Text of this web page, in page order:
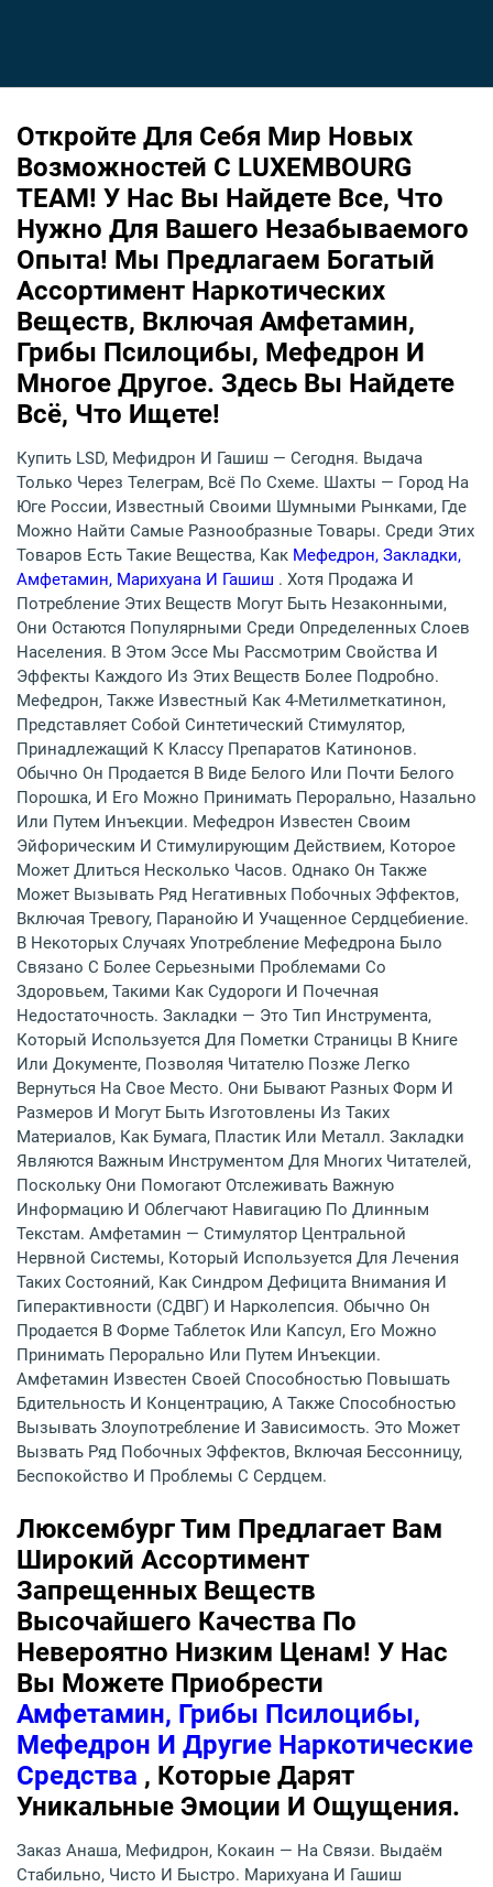
Откройте Для Себя Мир Новых
Возможностей С LUXEMBOURG
TEAM! У Нас Вы Найдете Все, Что
Нужно Для Вашего Незабываемого
Опыта! Мы Предлагаем Богатый
Ассортимент Наркотических
Веществ, Включая Амфетамин,
Грибы Псилоцибы, Мефедрон И
Многое Другое. Здесь Вы Найдете
Всё, Что Ищете!
Купить LSD, Мефидрон И Гашиш — Сегодня. Выдача
Только Через Телеграм, Всё По Схеме. Шахты — Город На
Юге России, Известный Своими Шумными Рынками, Где
Можно Найти Самые Разнообразные Товары. Среди Этих
Товаров Есть Такие Вещества, Как Мефедрон, Закладки,
Амфетамин, Марихуана И Гашиш . Хотя Продажа И
Потребление Этих Веществ Могут Быть Незаконными,
Они Остаются Популярными Среди Определенных Слоев
Населения. В Этом Эссе Мы Рассмотрим Свойства И
Эффекты Каждого Из Этих Веществ Более Подробно.
Мефедрон, Также Известный Как 4-Метилметкатинон,
Представляет Собой Синтетический Стимулятор,
Принадлежащий К Классу Препаратов Катинонов.
Обычно Он Продается В Виде Белого Или Почти Белого
Порошка, И Его Можно Принимать Перорально, Назально
Или Путем Инъекции. Мефедрон Известен Своим
Эйфорическим И Стимулирующим Действием, Которое
Может Длиться Несколько Часов. Однако Он Также
Может Вызывать Ряд Негативных Побочных Эффектов,
Включая Тревогу, Паранойю И Учащенное Сердцебиение.
В Некоторых Случаях Употребление Мефедрона Было
Связано С Более Серьезными Проблемами Со
Здоровьем, Такими Как Судороги И Почечная
Недостаточность. Закладки — Это Тип Инструмента,
Который Используется Для Пометки Страницы В Книге
Или Документе, Позволяя Читателю Позже Легко
Вернуться На Свое Место. Они Бывают Разных Форм И
Размеров И Могут Быть Изготовлены Из Таких
Материалов, Как Бумага, Пластик Или Металл. Закладки
Являются Важным Инструментом Для Многих Читателей,
Поскольку Они Помогают Отслеживать Важную
Информацию И Облегчают Навигацию По Длинным
Текстам. Амфетамин — Стимулятор Центральной
Нервной Системы, Который Используется Для Лечения
Таких Состояний, Как Синдром Дефицита Внимания И
Гиперактивности (СДВГ) И Нарколепсия. Обычно Он
Продается В Форме Таблеток Или Капсул, Его Можно
Принимать Перорально Или Путем Инъекции.
Амфетамин Известен Своей Способностью Повышать
Бдительность И Концентрацию, А Также Способностью
Вызывать Злоупотребление И Зависимость. Это Может
Вызвать Ряд Побочных Эффектов, Включая Бессонницу,
Беспокойство И Проблемы С Сердцем.
Люксембург Тим Предлагает Вам
Широкий Ассортимент
Запрещенных Веществ
Высочайшего Качества По
Невероятно Низким Ценам! У Нас
Вы Можете Приобрести
Амфетамин, Грибы Псилоцибы,
Мефедрон И Другие Наркотические
Средства , Которые Дарят
Уникальные Эмоции И Ощущения.
Заказ Анаша, Мефидрон, Кокаин — На Связи. Выдаём
Стабильно, Чисто И Быстро. Марихуана И Гашиш